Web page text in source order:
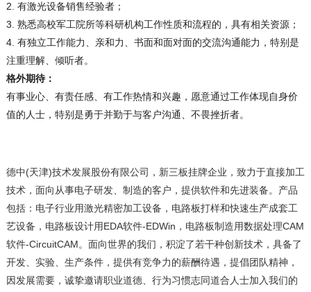
2 有激光设备销售经验者；
3 熟悉高校军工院所等科研机构工作性质和流程的，具有相关资源；
4. 有独立工作能力、亲和力、书面和面对面的交流沟通能力，特别是
注重理解、倾听者。
格外期待：
有事业心、有责任感、有工作热情和兴趣，愿意通过工作体现自身价
值的人士，特别是勇于并勤于与客户沟通、不畏挫折者。
德中(天津)技术发展股份有限公司，新三板挂牌企业，致力于直接加工
技术，面向从事电子研发、制造的客户，提供软件和先进装备。产品
包括：电子行业用激光精密加工设备，电路板打样和快速生产成套工
艺设备，电路板设计用EDA软件-EDWin，电路板制造用数据处理CAM
软件-CircuitCAM。面向世界的我们，积淀了若干种创新技术，具备了
开发、实验、生产条件，提供有竞争力的薪酬待遇，提倡团队精神，
因发展需要，诚挚邀请职业道德、行为习惯志同道合人士加入我们的